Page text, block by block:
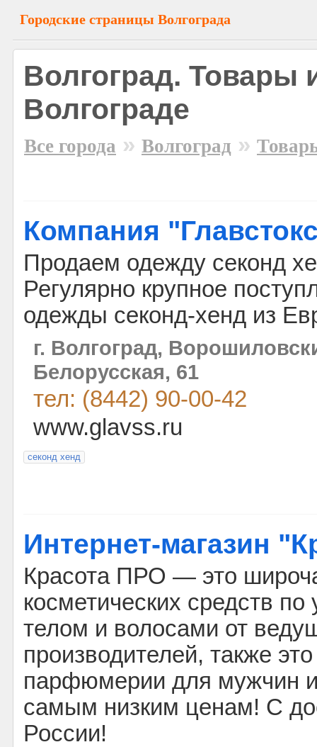
Городские страницы Волгограда
Волгоград. Товары
Волгограде
Все города » Волгоград »
Компания
Продаем одежду секонд
Регулярно крупное
одежды секонд-хенд из
г. Волгоград,
Белорусская, 61
тел: (8442) 90-00-42
www.glavss.ru
секонд хенд
Интернет-магазин
Красота ПРО — это
косметических средств
телом и волосами от
производителей, также
парфюмерии для мужчин
самым низким ценам! С
России!